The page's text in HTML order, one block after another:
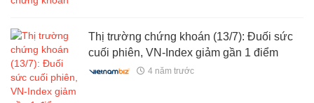
Thị trường chứng khoán (13/7): Đuối sức
cuối phiên, VN-Index giảm gần 1 điểm
4 năm trước